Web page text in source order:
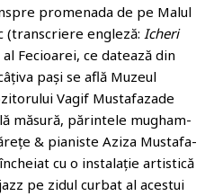
promenada de pe Malul
(transcriere engleză: Icheri
Fecioarei, ce datează din
pași se află Muzeul
Vagif Mustafazade
măsură, părintele mugham-
& pianiste Aziza Mustafa-
cu o instalație artistică
pe zidul curbat al acestui